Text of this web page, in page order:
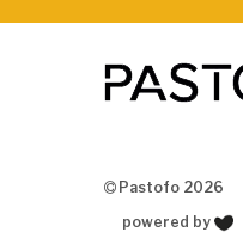
Pastofo 2026
powered by